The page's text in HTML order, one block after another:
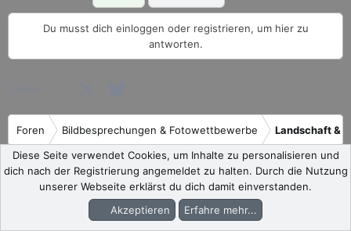
t
n
Du musst dich einloggen oder registrieren, um hier zu
antworten.
Foren Bildbesprechungen & Fotowettbewerbe Landschaft &
Wir sind Teil des deutschen Foto-Community Netzwerks:
MFTCommunity.com| L-Mount-Forum.com
MediumFormatForum.com|GRuserForum.com|Leica Q Forum
Aktuelles Anmelden
Diese Seite verwendet Cookies, um Inhalte zu personalisieren und
dich nach der Registrierung angemeldet zu halten. Durch die Nutzung
unserer Webseite erklärst du dich damit einverstanden.
Akzeptieren
Erfahre mehr...